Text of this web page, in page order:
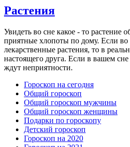
Растения
Увидеть во сне какое - то растение
приятные хлопоты по дому. Если во
лекарственные растения, то в
настоящего друга. Если в вашем сне
ждут неприятности.
Гороскоп на сегодня
Общий гороскоп
Общий гороскоп мужчины
Общий гороскоп женщины
Подарки по гороскопу
Детский гороскоп
Гороскоп на 2020